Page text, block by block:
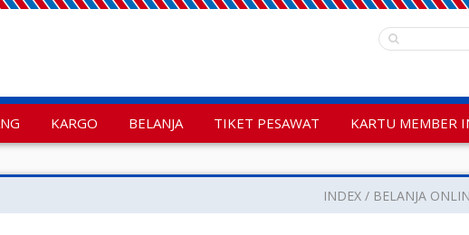
KARGO BELANJA TIKET PESAWAT KARTU MEMBER
INDEX BELANJA